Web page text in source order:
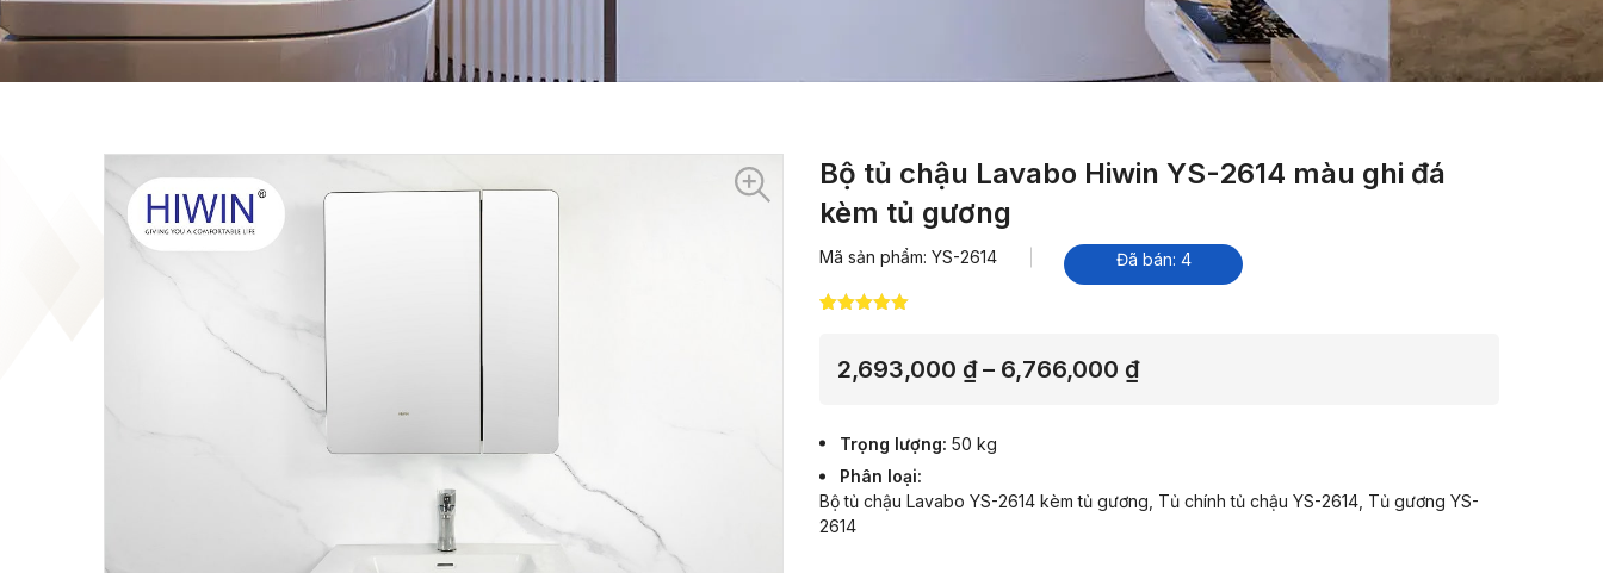
Bộ tủ chậu Lavabo Hiwin YS-2614 màu ghi đá
kèm tủ gương
Mã sản phẩm: YS-2614 Đã bán: 4
đánh giá
2,693,000 ₫ – 6,766,000 ₫Khoảng
đến
Trọng lượng 50 kg
Phân loại
Bộ tủ chậu Lavabo YS-2614 kèm tủ gương, Tủ chính tủ chậu YS-2614, Tủ gương YS-
2614